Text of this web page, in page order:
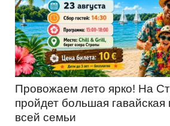
Провожаем лето ярко! На
пройдет большая гавайская
всей семьи